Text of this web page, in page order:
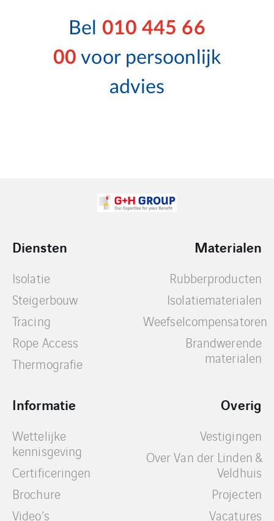
Bel 010 445 66
00 voor persoonlijk
advies
Diensten
Isolatie
Steigerbouw
Tracing
Rope Access
Thermografie
Materialen
Rubberproducten
Isolatiematerialen
Weefselcompensatoren
Brandwerende
materialen
Informatie
Wettelijke
kennisgeving
Certificeringen
Brochure
Video’s
Overig
Vestigingen
Over Van der Linden &
Veldhuis
Projecten
Vacatures